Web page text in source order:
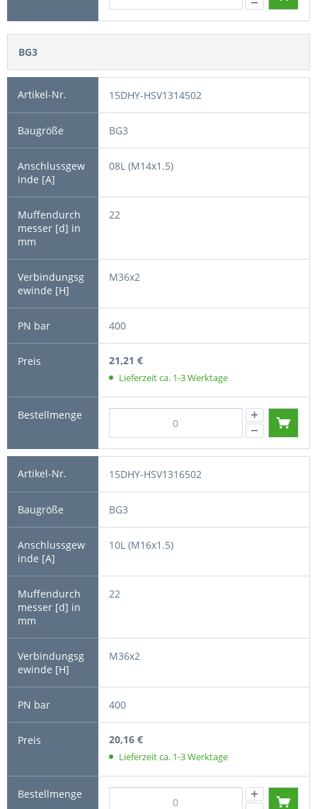
BG3
15DHY-HSV1314502
BG3
08L (M14x1.5)
22
M36x2
400
21,21 €
Lieferzeit ca. 1-3 Werktage
15DHY-HSV1316502
BG3
10L (M16x1.5)
22
M36x2
400
20,16 €
Lieferzeit ca. 1-3 Werktage